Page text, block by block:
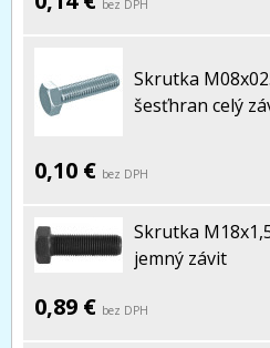
bez DPH
Skrutka
šesťhran celý
0,10 € bez DPH
Skrutka
jemný závit
0,89 € bez DPH